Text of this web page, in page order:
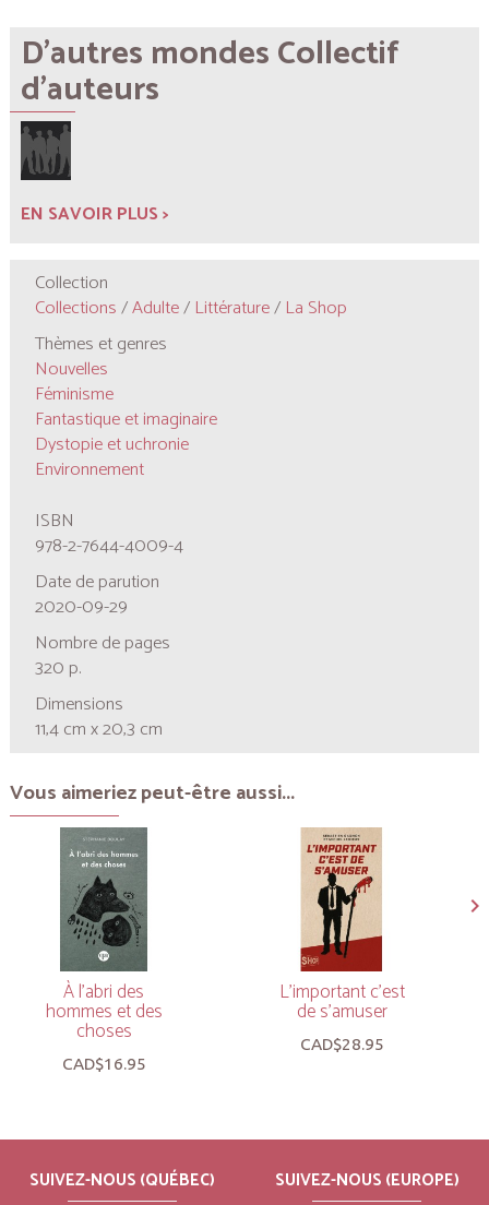
D'autres mondes Collectif
d'auteurs
EN SAVOIR PLUS >
Collection
Collections/Adulte/ Littérature/ La Shop
Thèmes et genres
Nouvelles
Féminisme
Fantastique et imaginaire
Dystopie et uchronie
Environnement
ISBN
978-2-7644-4009-4
Date de parution
2020-09-29
Nombre de pages
320 p.
Dimensions
11,4 cm x 20,3 cm
Vous aimeriez peut-être aussi...
À l’abri des
hommes et des
choses
CAD$16.95
L’important c’est
de s’amuser
CAD$28.95
SUIVEZ-NOUS (QUÉBEC) SUIVEZ-NOUS (EUROPE)